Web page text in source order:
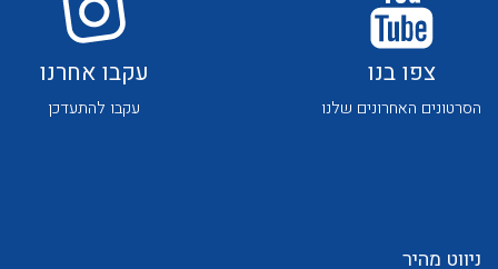
לכל מוצרי היצרן לכל מוצרי היצרן
לכל מוצרי היצרן
צפו בנו
הסרטונים האחרונים שלנו
עקבו אחרנו
עקבו להתעדכן
ניווט מהיר